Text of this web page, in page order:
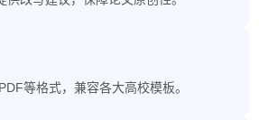
等格式，兼容各大高校模板。